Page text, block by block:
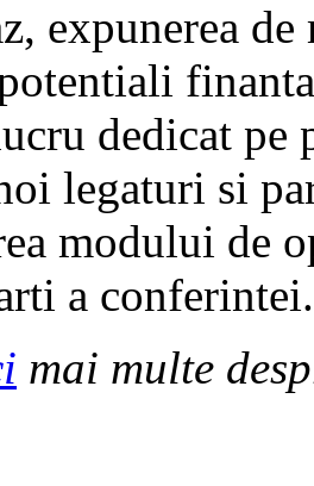
expunerea
dedicat
legaturi si
modului de
a conferintei.
mai multe